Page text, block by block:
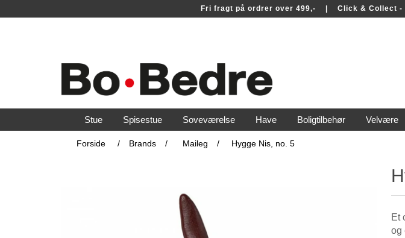
Fri fragt på ordrer over 499,- | Click &
Stue Spisestue Soveværelse Have Boligtilbehør Velvære
Forside / Brands / Maileg / Hygge Nis, no. 5
Et
og